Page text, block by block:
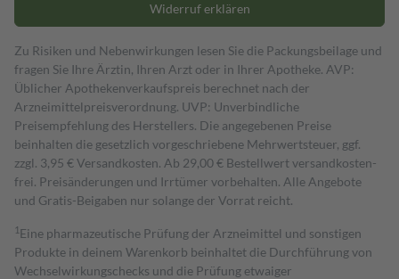
Widerruf erklären
Zu Risiken und Nebenwirkungen lesen Sie die Packungsbeilage und
fragen Sie Ihre Ärztin, Ihren Arzt oder in Ihrer Apotheke. AVP:
Üblicher Apothekenverkaufspreis berechnet nach der
Arzneimittelpreisverordnung. UVP: Unverbindliche
Preisempfehlung des Herstellers. Die angegebenen Preise
beinhalten die gesetzlich vorgeschriebene Mehrwertsteuer, ggf.
zzgl. 3,95 € Versandkosten. Ab 29,00 € Bestell­wert versand­kosten­
frei. Preisänderungen und Irrtümer vorbehalten. Alle Angebote
und Gratis-Beigaben nur solange der Vorrat reicht.
1 Eine pharmazeutische Prüfung der Arzneimittel und sonstigen
Produkte in deinem Warenkorb beinhaltet die Durchführung von
Wechselwirkungschecks und die Prüfung etwaiger